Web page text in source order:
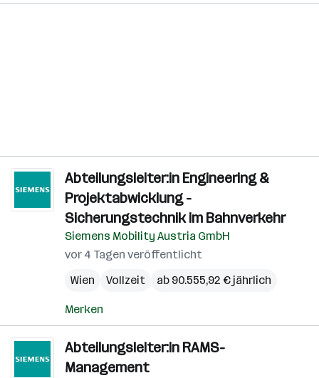
Abteilungsleiter:in Engineering &
Projektabwicklung -
Sicherungstechnik im Bahnverkehr
Siemens Mobility Austria GmbH
vor 4 Tagen veröffentlicht
Wien
Vollzeit ab 90.555,92 € jährlich
Merken
Abteilungsleiter:in RAMS-
Management